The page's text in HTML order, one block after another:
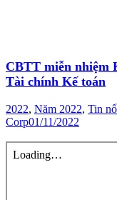
CBTT miễn nhiệm
Tài chính Kế toán
2022, Năm 2022, Tin
Corp01/11/2022